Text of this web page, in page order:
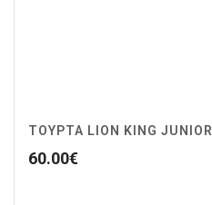
ΤΟΥΡΤΑ LION KING JUNIOR
60.00€